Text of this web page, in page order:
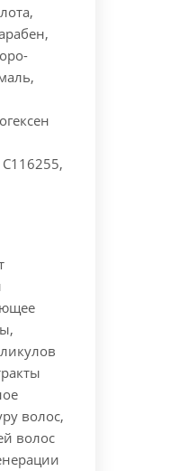
волос,
волос